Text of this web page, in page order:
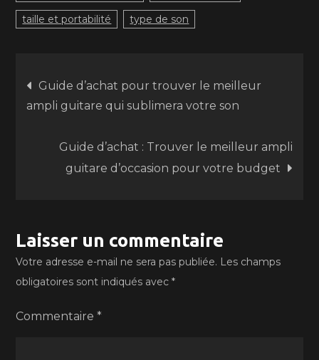
taille et portabilité type de son
Navigation
de
l’article
Guide d’achat pour trouver le meilleur
ampli guitare qui sublimera votre son
Guide d’achat : Trouver le meilleur ampli
guitare d’occasion pour votre budget
Laisser un commentaire
Votre adresse e-mail ne sera pas publiée. Les champs
obligatoires sont indiqués avec*
Commentaire*